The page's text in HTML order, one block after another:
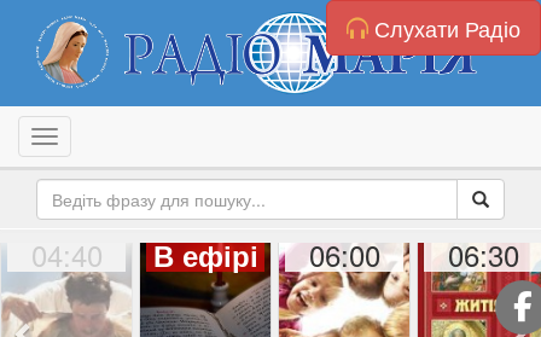
Слухати Радіо
Toggle navigation
04:40 В ефірі 06:00 06:30